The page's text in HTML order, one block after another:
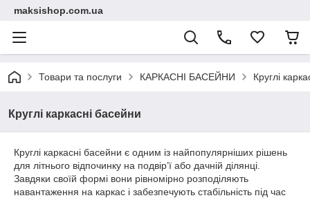
maksishop.com.ua
Товари та послуги КАРКАСНІ БАСЕЙНИ Круглі
Круглі каркасні басейни
Круглі каркасні басейни є одним із найпопулярніших рішень
для літнього відпочинку на подвір’ї або дачній ділянці.
Завдяки своїй формі вони рівномірно розподіляють
навантаження на каркас і забезпечують стабільність під час